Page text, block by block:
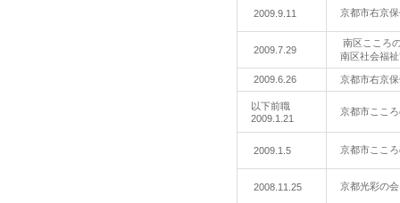
2009.9.11 京都市右京
2009.7.29
南区こころ
南区社会福
2009.6.26 京都市右京
以下前職
2009.1.21
京都市ここ
2009.1.5 京都市ここ
2008.11.25 京都光彩の会